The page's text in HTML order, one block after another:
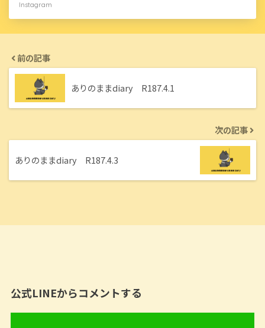
Instagram
前の記事
ありのままdiary R187.4.1
次の記事
ありのままdiary R187.4.3
公式LINEからコメントする